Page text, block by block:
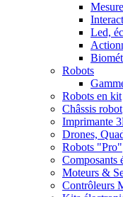
Led,
Robots
Robots en kit
Châssis robot
Imprimante
Drones,
Robots "Pro"
Composants
Moteurs &
Contrôleurs